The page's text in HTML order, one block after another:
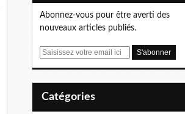
Abonnez-vous pour être averti des
nouveaux articles publiés.
E
Catégories